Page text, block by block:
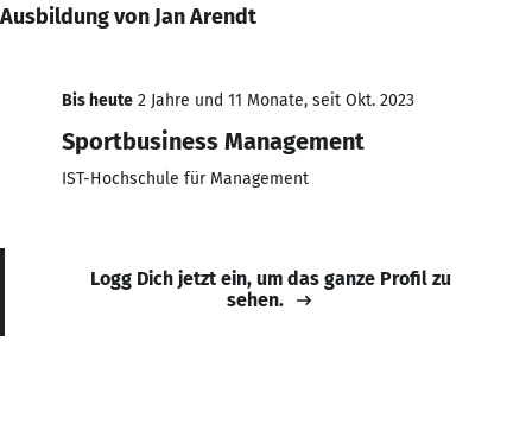
Ausbildung von Jan Arendt
Bis heute 2 Jahre und 11 Monate, seit Okt. 2023
Sportbusiness Management
IST-Hochschule für Management
Logg Dich jetzt ein, um das ganze Profil zu
sehen.